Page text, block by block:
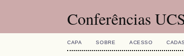
Conferências
CAPA SOBRE ACESSO